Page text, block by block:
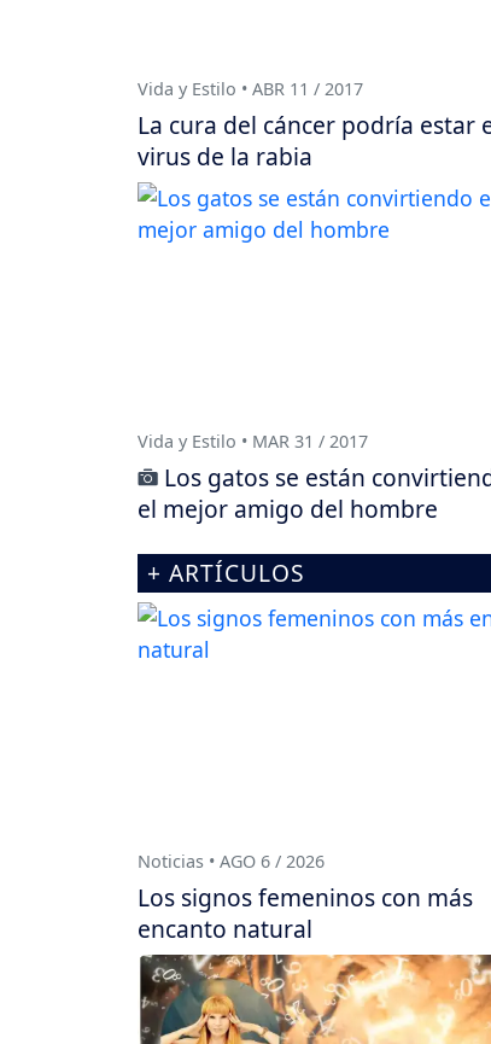
Vida y Estilo • ABR 11 / 2017
La cura del cáncer podría estar
virus de la rabia
Vida y Estilo • MAR 31 / 2017
Los gatos se están
el mejor amigo del hombre
+ ARTÍCULOS
Noticias • AGO 6 / 2026
Los signos femeninos con más
encanto natural